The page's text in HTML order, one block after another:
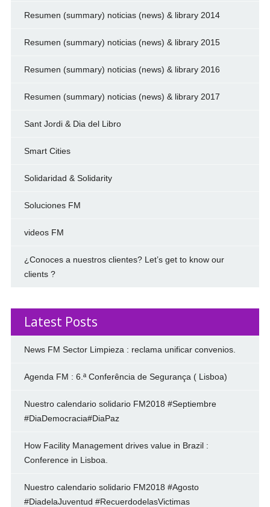
Resumen (summary) noticias (news) & library 2014
Resumen (summary) noticias (news) & library 2015
Resumen (summary) noticias (news) & library 2016
Resumen (summary) noticias (news) & library 2017
Sant Jordi & Dia del Libro
Smart Cities
Solidaridad & Solidarity
Soluciones FM
videos FM
¿Conoces a nuestros clientes? Let’s get to know our
clients ?
Latest Posts
News FM Sector Limpieza : reclama unificar convenios.
Agenda FM : 6.ª Conferência de Segurança ( Lisboa)
Nuestro calendario solidario FM2018 #Septiembre
#DiaDemocracia#DiaPaz
How Facility Management drives value in Brazil :
Conference in Lisboa.
Nuestro calendario solidario FM2018 #Agosto
#DiadelaJuventud #RecuerdodelasVictimas